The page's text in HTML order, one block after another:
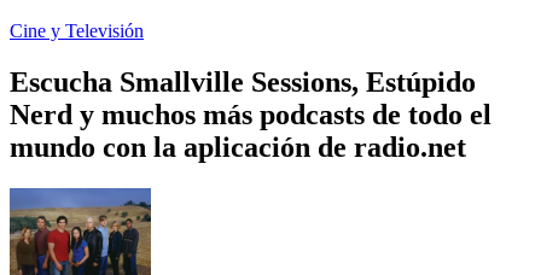
Cine y Televisión
Escucha Smallville Sessions, Estúpido
Nerd y muchos más podcasts de todo el
mundo con la aplicación de radio.net